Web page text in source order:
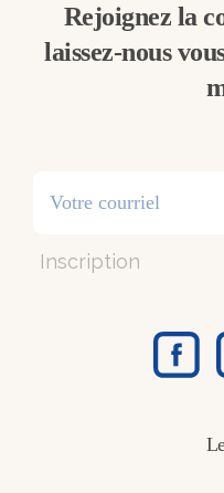
Rejoignez la
laissez-nous
Inscription